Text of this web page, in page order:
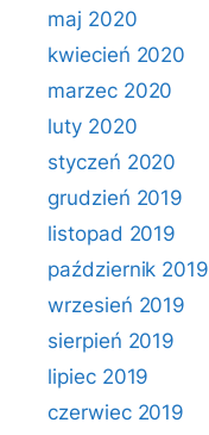
maj 2020
kwiecień 2020
marzec 2020
luty 2020
styczeń 2020
grudzień 2019
listopad 2019
październik 2019
wrzesień 2019
sierpień 2019
lipiec 2019
czerwiec 2019